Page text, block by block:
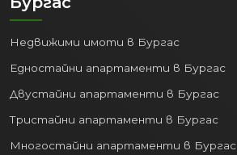
Недвижими имоти в Бургас
Едностайни апартаменти в Бургас
Двустайни апартаменти в Бургас
Тристайни апартаменти в Бургас
Многостайни апартаменти в Бургас